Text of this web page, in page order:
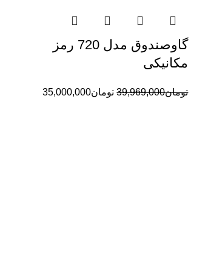
گاوصندوق مدل 720 رمز
مکانیکی
تومان39,969,000 تومان35,000,000